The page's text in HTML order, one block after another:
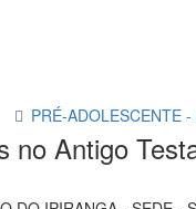
PRÉ-ADOLESCENTE
no Antigo